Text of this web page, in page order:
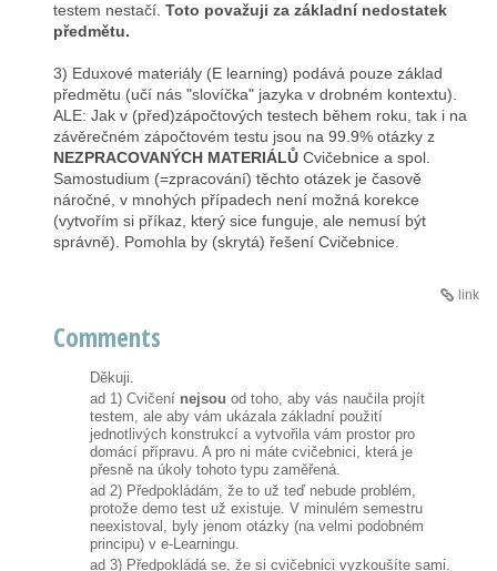
testem nestačí. Toto považuji za základní nedostatek
předmětu.
3) Eduxové materiály (E learning) podává pouze základ
předmětu (učí nás "slovíčka" jazyka v drobném kontextu).
ALE: Jak v (před)zápočtových testech během roku, tak i na
závěrečném zápočtovém testu jsou na 99.9% otázky z
NEZPRACOVANÝCH MATERIÁLŮ Cvičebnice a spol.
Samostudium (=zpracování) těchto otázek je časově
náročné, v mnohých případech není možná korekce
(vytvořím si příkaz, který sice funguje, ale nemusí být
správně). Pomohla by (skrytá) řešení Cvičebnice.
link
Comments
Děkuji.
ad 1) Cvičení nejsou od toho, aby vás naučila projít
testem, ale aby vám ukázala základní použití
jednotlivých konstrukcí a vytvořila vám prostor pro
domácí přípravu. A pro ni máte cvičebnici, která je
přesně na úkoly tohoto typu zaměřená.
ad 2) Předpokládám, že to už teď nebude problém,
protože demo test už existuje. V minulém semestru
neexistoval, byly jenom otázky (na velmi podobném
principu) v e-Learningu.
ad 3) Předpokládá se, že si cvičebnici vyzkoušíte sami.